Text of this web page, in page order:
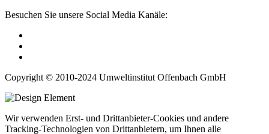
Besuchen Sie unsere Social Media Kanäle:
Copyright © 2010-2024 Umweltinstitut Offenbach GmbH
Wir verwenden Erst- und Drittanbieter-Cookies und andere
Tracking-Technologien von Drittanbietern, um Ihnen alle